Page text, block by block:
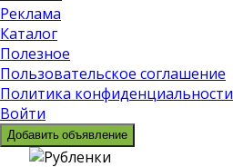
Реклама
Каталог
Полезное
Пользовательское соглашение
Политика конфиденциальности
Войти
Добавить объявление